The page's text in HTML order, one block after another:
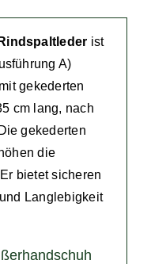
ist
A)
gekederten
cm lang, nach
gekederten
die
bietet sicheren
Langlebigkeit